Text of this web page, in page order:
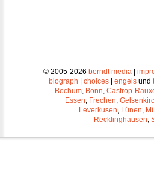
© 2005-2026 berndt media |
biograph | choices | engels und
Bochum Bonn Castrop-
Essen Frechen
Leverkusen Lünen
Recklinghausen